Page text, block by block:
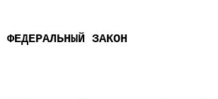
ФЕДЕРАЛЬНЫЙ ЗАКОН